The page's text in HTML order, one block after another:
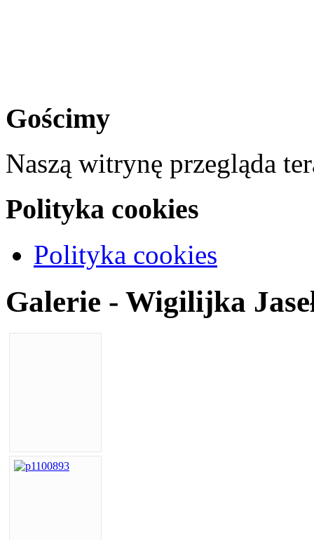
Gościmy
Naszą witrynę przegląda
Polityka cookies
Polityka cookies
Galerie - Wigilijka